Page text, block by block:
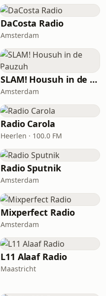
DaCosta Radio
Amsterdam
SLAM! Housuh in de Pauzuh
Amsterdam
Radio Carola
Heerlen · 100.0 FM
Radio Sputnik
Amsterdam
Mixperfect Radio
Amsterdam
L11 Alaaf Radio
Maastricht